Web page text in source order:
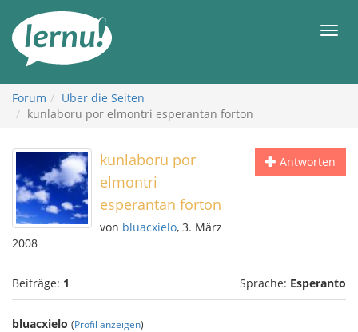
Inhalt
Forum
Über die Seiten
kunlaboru por elmontri esperantan forton
Antworten
kunlaboru por
elmontri
esperantan forton
von bluacxielo, 3. März
2008
Beiträge: 1 Sprache: Esperanto
bluacxielo (Profil anzeigen)